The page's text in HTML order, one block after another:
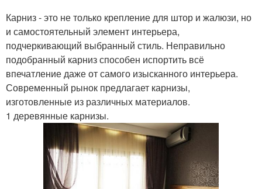
Карниз - это не только крепление для штор и жалюзи, но
и самостоятельный элемент интерьера,
подчеркивающий выбранный стиль. Неправильно
подобранный карниз способен испортить всё
впечатление даже от самого изысканного интерьера.
Современный рынок предлагает карнизы,
изготовленные из различных материалов.
1 деревянные карнизы.